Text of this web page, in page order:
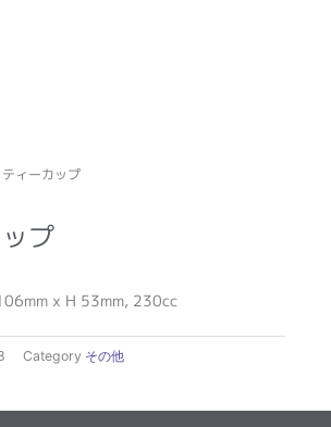
ィーカップ
プ
x H 53mm, 230cc
Category その他